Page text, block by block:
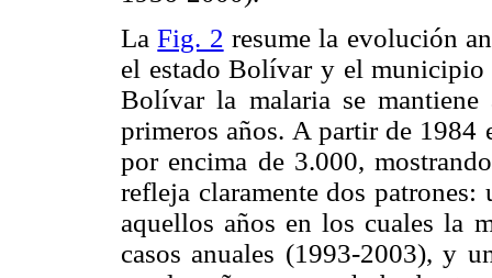
LaFig. 2 resume la evolución
el estado Bolívar y el
Bolívar la malaria se mantiene
primeros años. A partir de 1984
por encima de 3.000,
refleja claramente dos patrones:
aquellos años en los cuales la
casos anuales (1993-2003), y